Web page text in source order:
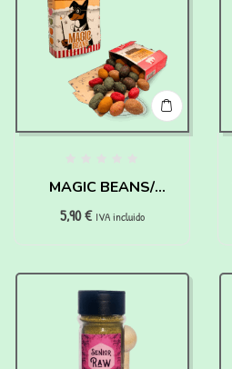
MAGIC BEANS/
JUDÍAS MÁGICAS –
5,90€ IVA incluido